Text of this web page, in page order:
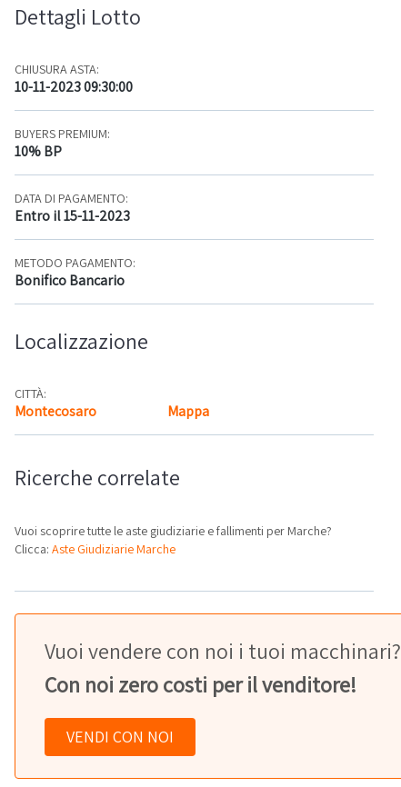
Dettagli Lotto
CHIUSURA ASTA:
10-11-2023 09:30:00
BUYERS PREMIUM:
10% BP
DATA DI PAGAMENTO:
Entro il 15-11-2023
METODO PAGAMENTO:
Bonifico Bancario
Localizzazione
CITTÀ:
Montecosaro Mappa
Ricerche correlate
Vuoi scoprire tutte le aste giudiziarie e fallimenti per Marche?
Clicca: Aste Giudiziarie Marche
Vuoi vendere con noi i tuoi macchinari?
Con noi zero costi per il venditore!
VENDI CON NOI